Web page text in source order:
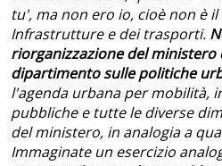
tu', ma non ero io, cioè non è
Infrastrutture e dei trasporti.
riorganizzazione del ministero
dipartimento sulle politiche
l'agenda urbana per mobilità,
pubbliche e tutte le diverse
del ministero, in analogia a
Immaginate un esercizio